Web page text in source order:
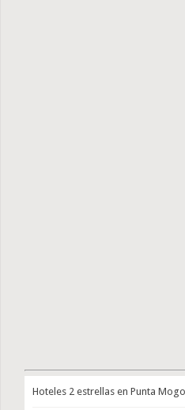
Hoteles 2 estrellas en Punta